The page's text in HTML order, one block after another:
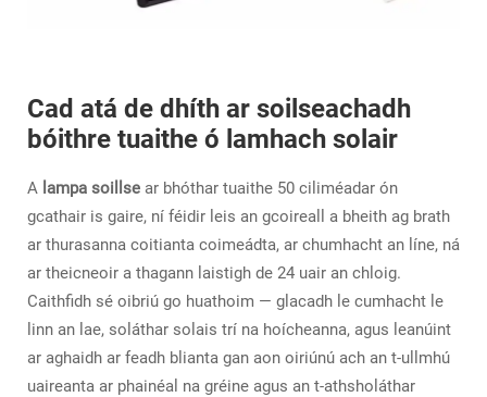
Cad atá de dhíth ar soilseachadh
bóithre tuaithe ó lamhach solair
A lampa soillse ar bhóthar tuaithe 50 ciliméadar ón
gcathair is gaire, ní féidir leis an gcoireall a bheith ag brath
ar thurasanna coitianta coimeádta, ar chumhacht an líne, ná
ar theicneoir a thagann laistigh de 24 uair an chloig.
Caithfidh sé oibriú go huathoim — glacadh le cumhacht le
linn an lae, soláthar solais trí na hoícheanna, agus leanúint
ar aghaidh ar feadh blianta gan aon oiriúnú ach an t-ullmhú
uaireanta ar phainéal na gréine agus an t-athsholáthar